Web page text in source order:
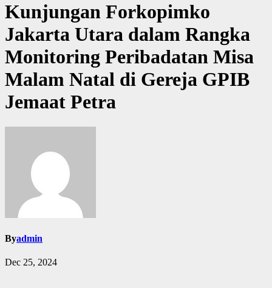
Kunjungan Forkopimko
Jakarta Utara dalam Rangka
Monitoring Peribadatan Misa
Malam Natal di Gereja GPIB
Jemaat Petra
Byadmin
Dec 25, 2024